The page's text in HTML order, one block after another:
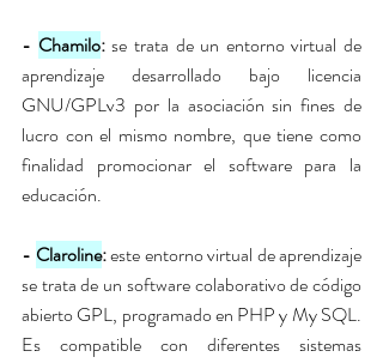
- Chamilo: se trata de un entorno virtual de
aprendizaje desarrollado bajo licencia
GNU/GPLv3 por la asociación sin fines de
lucro con el mismo nombre, que tiene como
finalidad promocionar el software para la
educación.
- Claroline: este entorno virtual de aprendizaje
se trata de un software colaborativo de código
abierto GPL, programado en PHP y My SQL.
Es compatible con diferentes sistemas